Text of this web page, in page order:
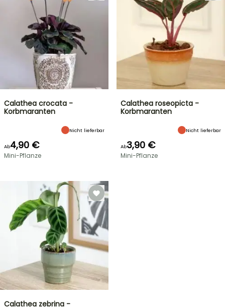
Calathea crocata -
Korbmaranten
Nicht lieferbar
Ab4,90 €
Mini-Pflanze
Calathea roseopicta -
Korbmaranten
Nicht lieferbar
Ab3,90 €
Mini-Pflanze
Calathea zebrina -